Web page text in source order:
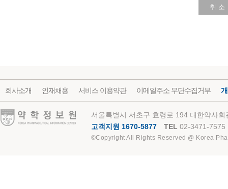
취 소
회사소개 인재채용 서비스 이용약관 이메일주소 무단수집거부
약학정보원
서울특별시 서초구 효령로 194 대한약사
고객지원 1670-5877
TEL 02-3471-7575
©Copyright All Rights Reserved @ Korea